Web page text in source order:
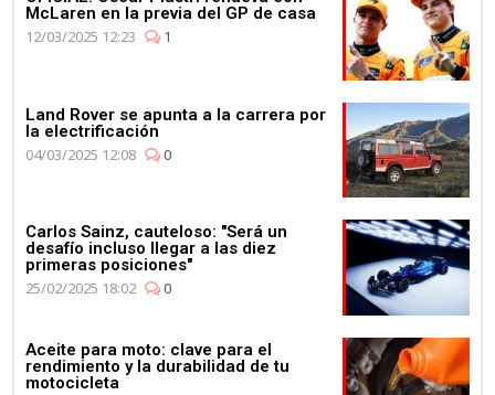
McLaren en la previa del GP de casa
12/03/2025 12:23
1
Land Rover se apunta a la carrera por
la electrificación
04/03/2025 12:08
0
Carlos Sainz, cauteloso: "Será un
desafío incluso llegar a las diez
primeras posiciones"
25/02/2025 18:02
0
Aceite para moto: clave para el
rendimiento y la durabilidad de tu
motocicleta